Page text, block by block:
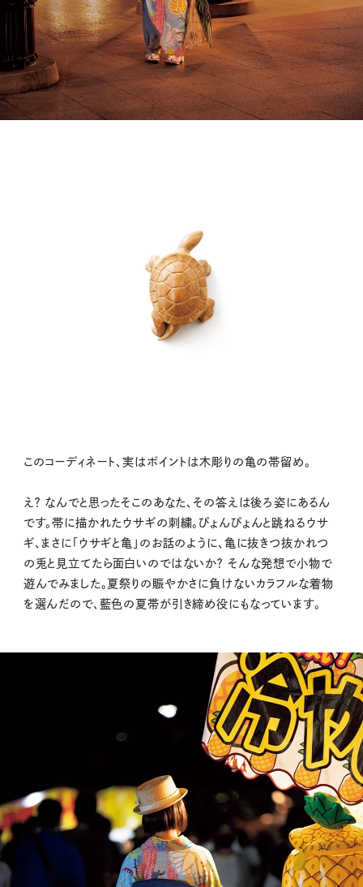
このコーディネート、実はポイントは木彫りの亀の帯留め。
え？ なんでと思ったそこのあなた、その答えは後ろ姿にあるん
です。帯に描かれたウサギの刺繍。ぴょんぴょんと跳ねるウサ
ギ、まさに「ウサギと亀」のお話のように、亀に抜きつ抜かれつ
の兎と見立てたら面白いのではないか？ そんな発想で小物で
遊んでみました。夏祭りの賑やかさに負けないカラフルな着物
を選んだので、藍色の夏帯が引き締め役にもなっています。